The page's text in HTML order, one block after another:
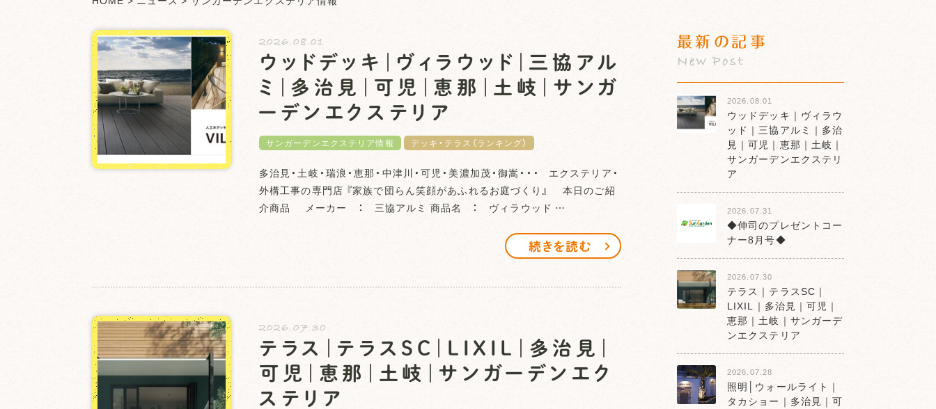
2026.08.01
ウッドデッキ｜ヴィラウッド｜三協アル
ミ｜多治見｜可児｜恵那｜土岐｜サンガ
ーデンエクステリア
サンガーデンエクステリア情報 デッキ・テラス（ランキング）
多治見・土岐・瑞浪・恵那・中津川・可児・美濃加茂・御嵩・・・ エクステリア・
外構工事の専門店 『家族で団らん笑顔があふれるお庭づくり』 本日のご紹
介商品 メーカー ： 三協アルミ 商品名 ： ヴィラウッド …
続きを読む
2026.07.30
テラス｜テラスSC｜LIXIL｜多治見｜
可児｜恵那｜土岐｜サンガーデンエク
ステリア
最新の記事
New Post
2026.08.01
ウッドデッキ｜ヴィラウ
ッド｜三協アルミ｜多治
見｜可児｜恵那｜土岐｜
サンガーデンエクステリ
ア
2026.07.31
◆伸司のプレゼントコー
ナー8月号◆
2026.07.30
テラス｜テラスSC｜
LIXIL｜多治見｜可児｜
恵那｜土岐｜サンガーデ
ンエクステリア
2026.07.28
照明│ウォールライト｜
タカショー｜多治見｜可